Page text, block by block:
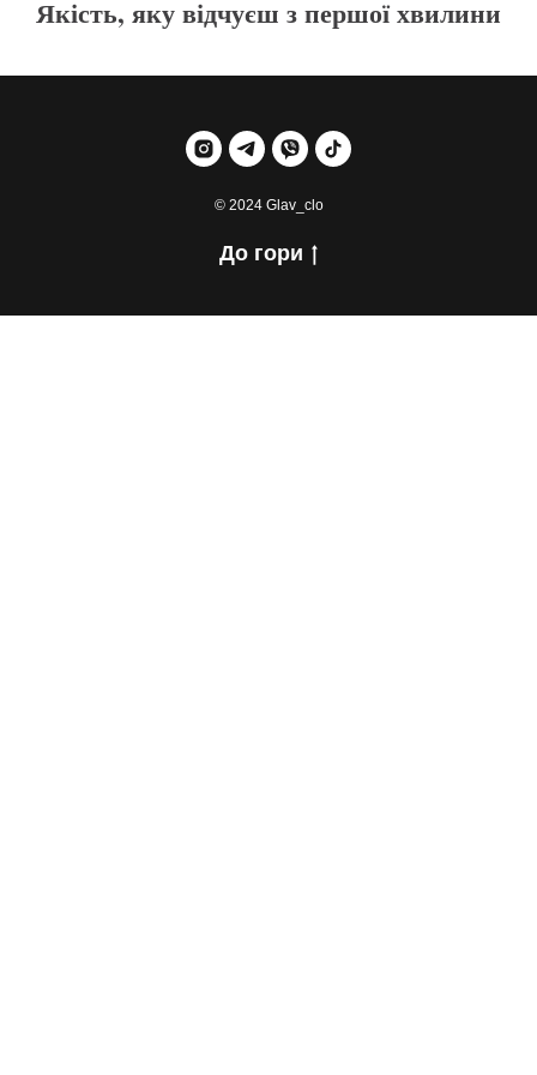
Якість, яку відчуєш з першої хвилини
© 2024 Glav_clo
До гори